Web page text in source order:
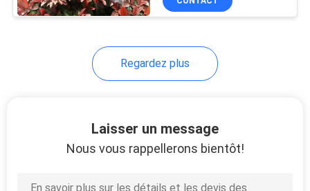
aux intempéries
Regardez plus
Laisser un message
Nous vous rappellerons bientôt!